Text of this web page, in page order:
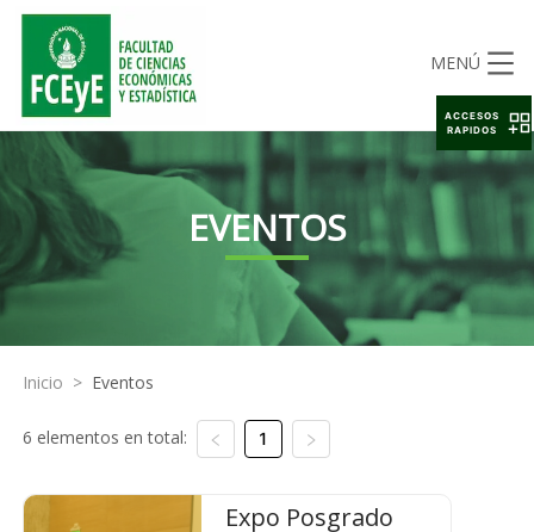
MENÚ
EVENTOS
Inicio > Eventos
6 elementos en total: 1
Expo Posgrado
ACCESOS
RAPIDOS